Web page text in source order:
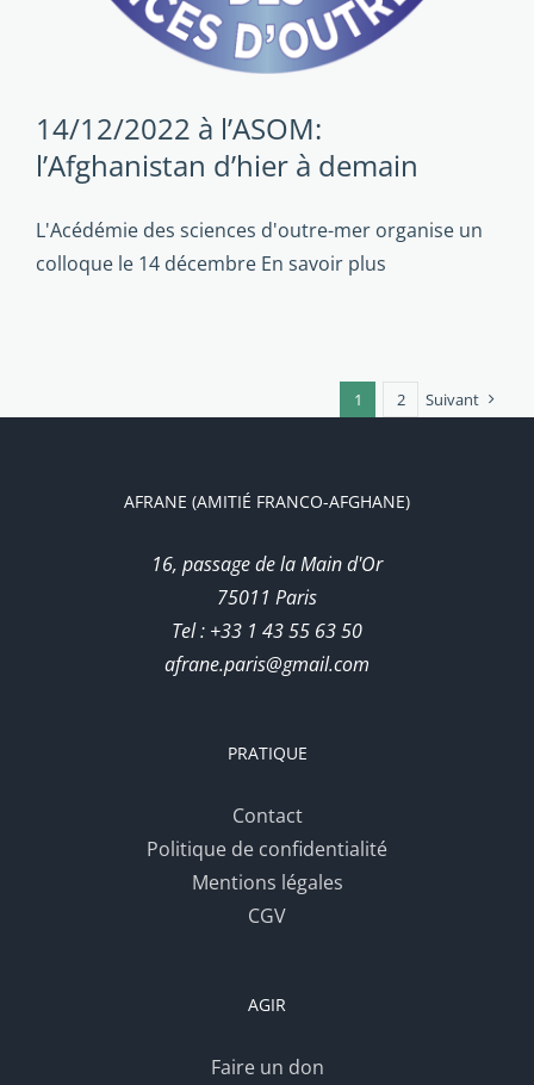
14/12/2022 à l’ASOM:
l’Afghanistan d’hier à demain
L'Acédémie des sciences d'outre-mer organise un
colloque le 14 décembre En savoir plus
1 2 Suivant
AFRANE (AMITIÉ FRANCO-AFGHANE)
16, passage de la Main d'Or
75011 Paris
Tel : +33 1 43 55 63 50
afrane.paris@gmail.com
PRATIQUE
Contact
Politique de confidentialité
Mentions légales
CGV
AGIR
Faire un don